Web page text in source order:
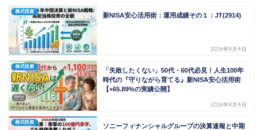
株式投資
新NISA安心活用術：運用成績その１：JT(2914)
2026年8月4日
株式投資
「失敗したくない」50代・60代必見！人生100年
時代の『守りながら育てる』新NISA安心活用術
【+65.89%の実績公開】
2026年8月4日
株式投資
ソニーフィナンシャルグループの決算速報と中期